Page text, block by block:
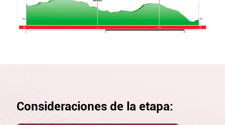
Consideraciones de la etapa: